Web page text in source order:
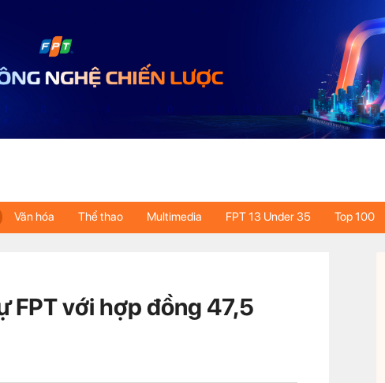
Văn hóa Thể thao Multimedia FPT 13 Under 35 Top 100
FPT với hợp đồng 47,5